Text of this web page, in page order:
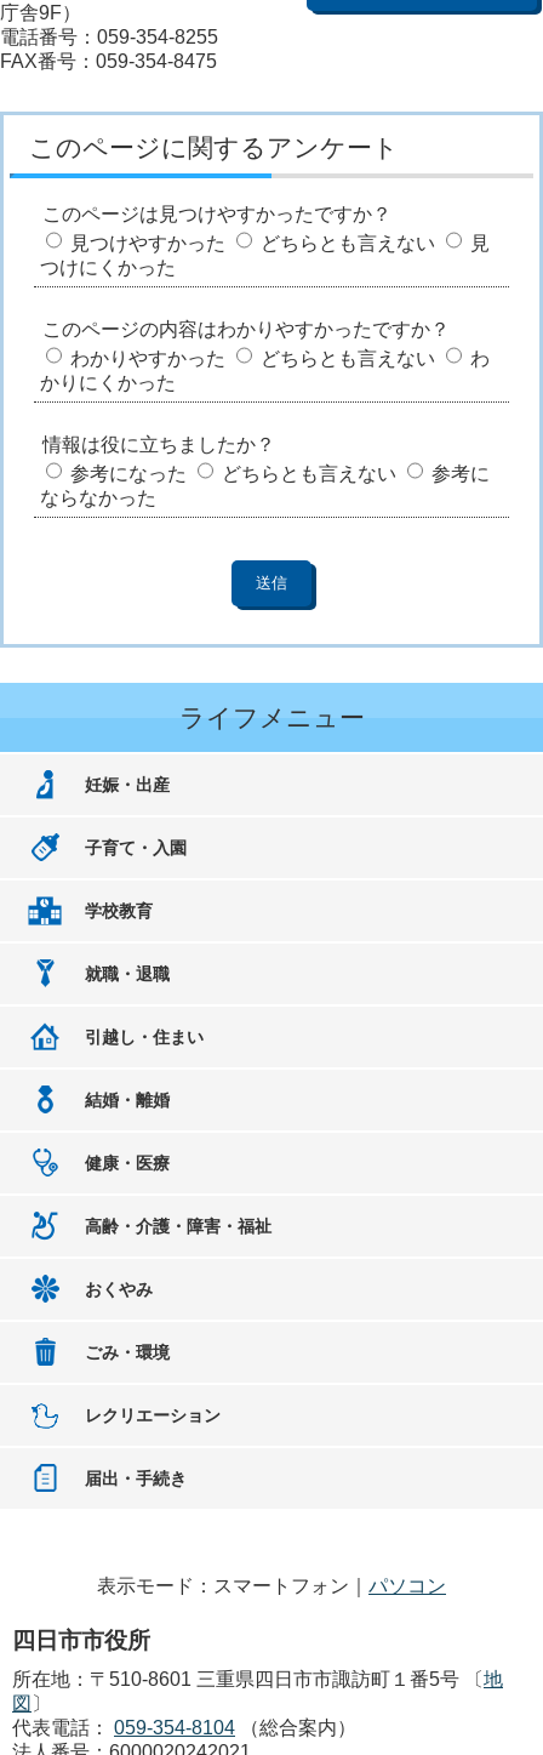
庁舎9F）
電話番号：059-354-8255
FAX番号：059-354-8475
このページに関するアンケート
このページは見つけやすかったですか？
見つけやすかった
どちらとも言えない
見
つけにくかった
このページの内容はわかりやすかったですか？
わかりやすかった
どちらとも言えない
わ
かりにくかった
情報は役に立ちましたか？
参考になった
どちらとも言えない
参考に
ならなかった
ライフメニュー
妊娠・出産
子育て・入園
学校教育
就職・退職
引越し・住まい
結婚・離婚
健康・医療
高齢・介護・障害・福祉
おくやみ
ごみ・環境
レクリエーション
届出・手続き
表示モード：スマートフォン｜ パソコン
四日市市役所
所在地：〒510-8601 三重県四日市市諏訪町１番5号 〔地
図 〕
代表電話：
059-354-8104
（総合案内）